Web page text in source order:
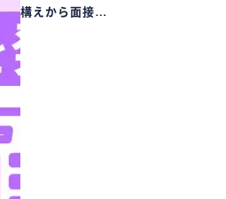
構えから面接…